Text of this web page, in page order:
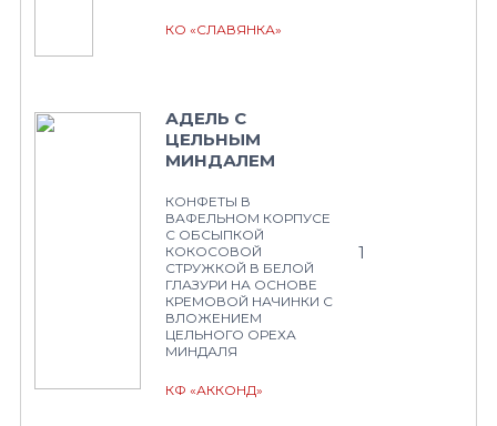
КО «СЛАВЯНКА»
АДЕЛЬ С
ЦЕЛЬНЫМ
МИНДАЛЕМ
КОНФЕТЫ В
ВАФЕЛЬНОМ КОРПУСЕ
С ОБСЫПКОЙ
КОКОСОВОЙ
СТРУЖКОЙ В БЕЛОЙ
ГЛАЗУРИ НА ОСНОВЕ
КРЕМОВОЙ НАЧИНКИ С
ВЛОЖЕНИЕМ
ЦЕЛЬНОГО ОРЕХА
МИНДАЛЯ
КФ «АККОНД»
1